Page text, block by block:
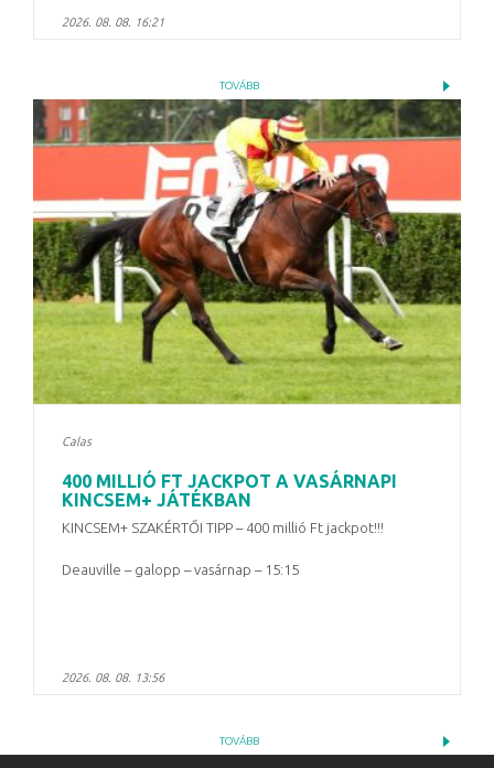
2026. 08. 08. 16:21
TOVÁBB
Calas
400 MILLIÓ FT JACKPOT A VASÁRNAPI
KINCSEM+ JÁTÉKBAN
KINCSEM+ SZAKÉRTŐI TIPP – 400 millió Ft jackpot!!!
Deauville – galopp – vasárnap – 15:15
2026. 08. 08. 13:56
TOVÁBB